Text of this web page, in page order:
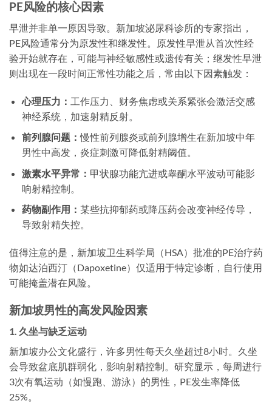
PE风险的核心因素
早泄并非单一原因导致。新加坡泌尿科诊所的专家指出，
PE风险通常分为原发性和继发性。原发性早泄从首次性经
验开始就存在，可能与神经敏感性或遗传有关；继发性早泄
则出现在一段时间正常性功能之后，常由以下因素触发：
心理压力： 工作压力、财务焦虑或关系紧张会激活交感
神经系统，加速射精反射。
前列腺问题：慢性前列腺炎或前列腺增生在新加坡中年
男性中高发，炎症刺激可降低射精阈值。
激素水平异常： 甲状腺功能亢进或睾酮水平波动可能影
响射精控制。
药物副作用： 某些抗抑郁药或降压药会改变神经传导，
导致射精失控。
值得注意的是，新加坡卫生科学局（HSA）批准的PE治疗药
物如达泊西汀（Dapoxetine）仅适用于特定诊断，自行使用
可能掩盖潜在风险。
新加坡男性的高发风险因素
1. 久坐与缺乏运动
新加坡办公文化盛行，许多男性每天久坐超过8小时。久坐
会导致盆底肌群弱化，影响射精控制。研究显示，每周进行
3次有氧运动（如慢跑、游泳）的男性，PE发生率降低
25%。